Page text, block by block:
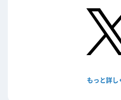
もっと詳し